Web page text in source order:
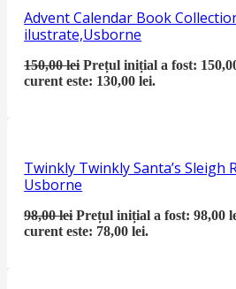
Advent Calendar Book
ilustrate,Usborne
150,00lei Prețul inițial a fost:
curent este: 130,00 lei.
Twinkly Twinkly Santa’s Sleigh
Usborne
98,00lei Prețul inițial a fost: 98,00
curent este: 78,00 lei.